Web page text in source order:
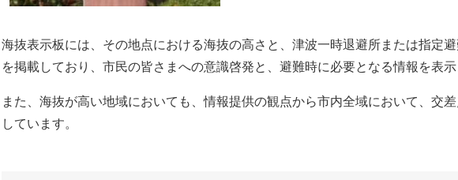
海抜表示板には、その地点における海抜の高さと、津波一時退避所または指定
を掲載しており、市民の皆さまへの意識啓発と、避難時に必要となる情報を表示
また、海抜が高い地域においても、情報提供の観点から市内全域において、交
しています。